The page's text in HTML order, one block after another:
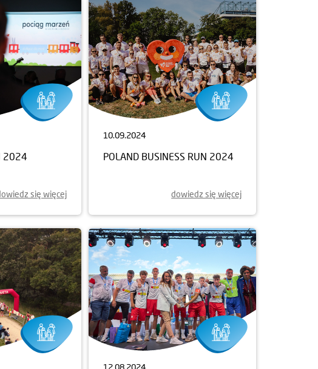
2024
się więcej
10.09.2024
POLAND BUSINESS RUN 2024
dowiedz się więcej
12.08.2024